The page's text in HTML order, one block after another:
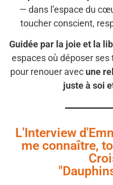
— dans l’espace du
toucher conscient,
Guidée par la joie et la
espaces où déposer
pour renouer avec une
juste à soi
L'Interview
me connaître,